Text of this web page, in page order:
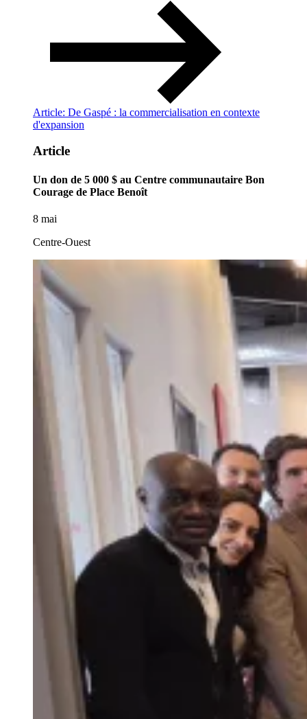
Article: De Gaspé : la commercialisation en contexte
d'expansion
Article
Un don de 5 000 $ au Centre communautaire Bon
Courage de Place Benoît
8 mai
Centre-Ouest